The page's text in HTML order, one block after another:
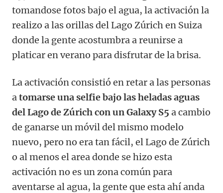
tomandose fotos bajo el agua, la activación la
realizo a las orillas del Lago Zúrich en Suiza
donde la gente acostumbra a reunirse a
platicar en verano para disfrutar de la brisa.
La activación consistió en retar a las personas
a tomarse una selfie bajo las heladas aguas
del Lago de Zúrich con un Galaxy S5 a cambio
de ganarse un móvil del mismo modelo
nuevo, pero no era tan fácil, el Lago de Zúrich
o al menos el area donde se hizo esta
activación no es un zona común para
aventarse al agua, la gente que esta ahí anda